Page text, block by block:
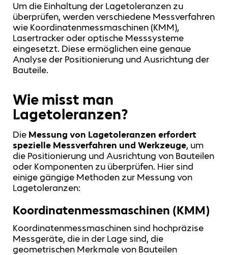
Um die Einhaltung der Lagetoleranzen zu
überprüfen, werden verschiedene Messverfahren
wie Koordinatenmessmaschinen (KMM),
Lasertracker oder optische Messsysteme
eingesetzt. Diese ermöglichen eine genaue
Analyse der Positionierung und Ausrichtung der
Bauteile.
Wie misst man
Lagetoleranzen?
Die Messung von Lagetoleranzen erfordert
spezielle Messverfahren und Werkzeuge, um
die Positionierung und Ausrichtung von Bauteilen
oder Komponenten zu überprüfen. Hier sind
einige gängige Methoden zur Messung von
Lagetoleranzen:
Koordinatenmessmaschinen (KMM)
Koordinatenmessmaschinen sind hochpräzise
Messgeräte, die in der Lage sind, die
geometrischen Merkmale von Bauteilen